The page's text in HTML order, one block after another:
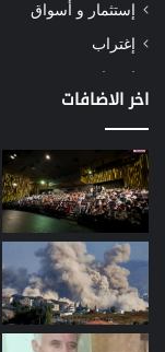
إستثمار و أسواق
إغتراب
إقتصاد
إعمار
بيئة
دراسة
طاقة
مصارف
معادن
اخر الاضافات